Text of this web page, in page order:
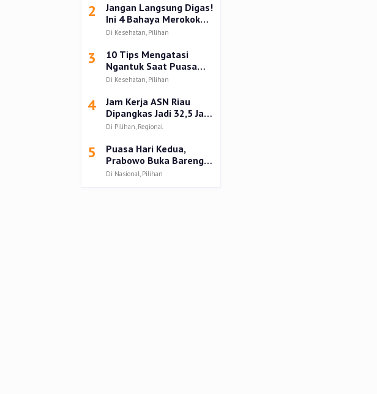
2
Jangan Langsung Digas!
Ini 4 Bahaya Merokok
setelah Buka Puasa
Di Kesehatan, Pilihan
3
10 Tips Mengatasi
Ngantuk Saat Puasa
Ramadhan 2025
Di Kesehatan, Pilihan
4
Jam Kerja ASN Riau
Dipangkas Jadi 32,5 Jam
Seminggu Selama
Di Pilihan, Regional
5
Puasa Hari Kedua,
Prabowo Buka Bareng
Anak dan Mantan Istri
Di Nasional, Pilihan